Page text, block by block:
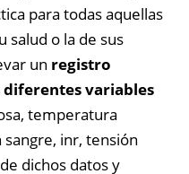
para todas aquellas
salud o la de sus
un registro
variables
temperatura
inr, tensión
dichos datos y